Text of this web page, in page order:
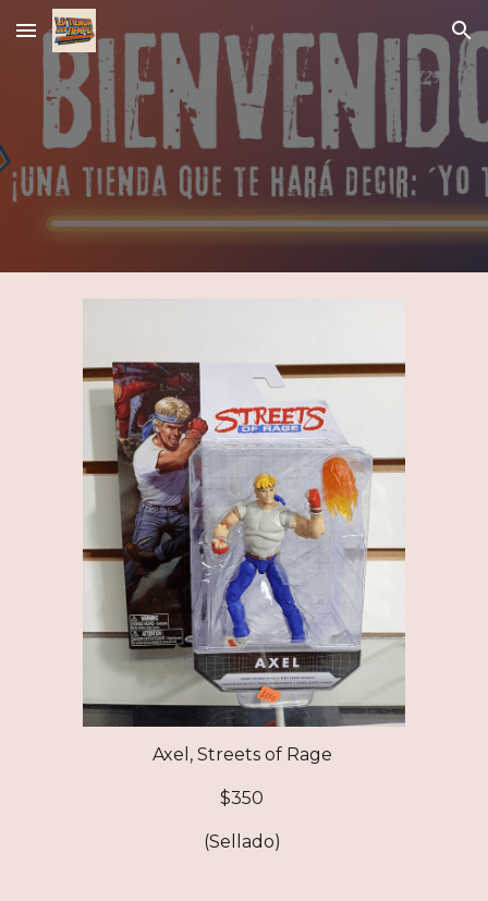
Skip to main content Skip to navigation
Axel, Streets of Rage
$350
(Sellado)